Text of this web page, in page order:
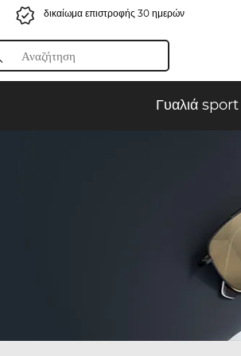
δικαίωμα επιστροφής 30 ημερών
Γυαλιά sport